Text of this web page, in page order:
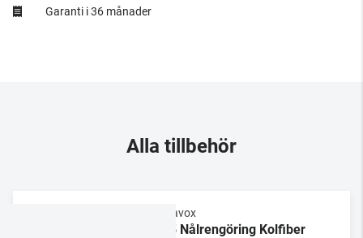
Garanti i 36 månader
Alla tillbehör
Dynavox
NC5 Nålrengöring Kolfiber